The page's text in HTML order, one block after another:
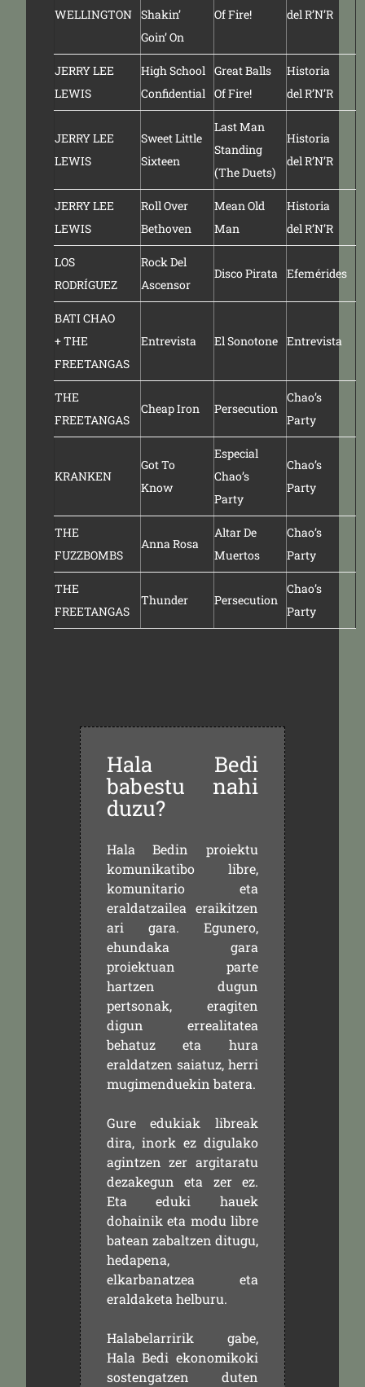
WELLINGTON
Shakin’
Goin’ On
Of Fire!
del R’N’R
JERRY LEE
LEWIS
High School
Confidential
Great Balls
Of Fire!
Historia
del R’N’R
JERRY LEE
LEWIS
Sweet Little
Sixteen
Last Man
Standing
(The Duets)
Historia
del R’N’R
JERRY LEE
LEWIS
Roll Over
Bethoven
Mean Old
Man
Historia
del R’N’R
LOS
RODRÍGUEZ
Rock Del
Ascensor
Disco Pirata Efemérides
BATI CHAO
+THE
FREETANGAS
Entrevista El Sonotone Entrevista
THE
FREETANGAS
Cheap Iron Persecution
Chao’s
Party
KRANKEN
Got To
Know
Especial
Chao’s
Party
Chao’s
Party
THE
FUZZBOMBS
Anna Rosa
Altar De
Muertos
Chao’s
Party
THE
FREETANGAS
Thunder Persecution
Chao’s
Party
Hala Bedi
babestu nahi
duzu?
Hala Bedin proiektu
komunikatibo libre,
komunitario eta
eraldatzailea eraikitzen
ari gara. Egunero,
ehundaka gara
proiektuan parte
hartzen dugun
pertsonak, eragiten
digun errealitatea
behatuz eta hura
eraldatzen saiatuz, herri
mugimenduekin batera.
Gure edukiak libreak
dira, inork ez digulako
agintzen zer argitaratu
dezakegun eta zer ez.
Eta eduki hauek
dohainik eta modu libre
batean zabaltzen ditugu,
hedapena,
elkarbanatzea eta
eraldaketa helburu.
Halabelarririk gabe,
Hala Bedi ekonomikoki
sostengatzen duten